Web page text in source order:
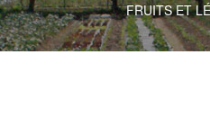
FRUITS ET